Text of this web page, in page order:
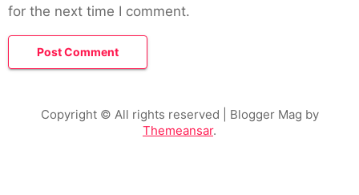
for the next time I comment.
Copyright © All rights reserved | Blogger Mag by
Themeansar.